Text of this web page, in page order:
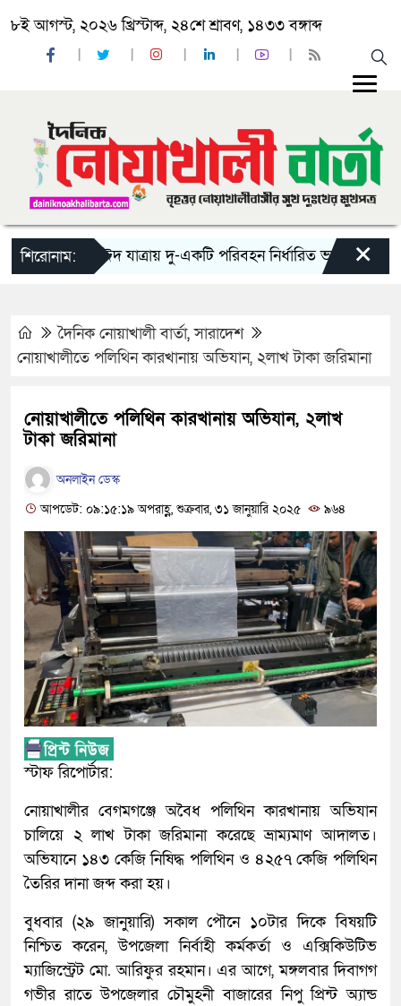
৮ই আগস্ট, ২০২৬ খ্রিস্টাব্দ, ২৪শে শ্রাবণ, ১৪৩৩ বঙ্গাব্দ
শিরোনাম:‘ঈদ যাত্রায় দু-একটি পরিবহন নির্ধারিত ভাড়ার চেয়েও কম
×
দৈনিক নোয়াখালী বার্তা,সারাদেশ
নোয়াখালীতে পলিথিন কারখানায় অভিযান, ২লাখ টাকা জরিমানা
নোয়াখালীতে পলিথিন কারখানায় অভিযান, ২লাখ
টাকা জরিমানা
অনলাইন ডেস্ক
আপডেট: ০৯:১৫:১৯ অপরাহ্ণ, শুক্রবার, ৩১ জানুয়ারি ২০২৫
৯৬৪
স্টাফ রিপোর্টার:
নোয়াখালীর বেগমগঞ্জে অবৈধ পলিথিন কারখানায় অভিযান
চালিয়ে ২ লাখ টাকা জরিমানা করেছে ভ্রাম্যমাণ আদালত।
অভিযানে ১৪৩ কেজি নিষিদ্ধ পলিথিন ও ৪২৫৭ কেজি পলিথিন
তৈরির দানা জব্দ করা হয়।
বুধবার (২৯ জানুয়ারি) সকাল পৌনে ১০টার দিকে বিষয়টি
নিশ্চিত করেন, উপজেলা নির্বাহী কর্মকর্তা ও এক্সিকিউটিভ
ম্যাজিস্ট্রেট মো. আরিফুর রহমান। এর আগে, মঙ্গলবার দিবাগগ
গভীর রাতে উপজেলার চৌমুহনী বাজারের নিপু প্রিন্ট অ্যান্ড